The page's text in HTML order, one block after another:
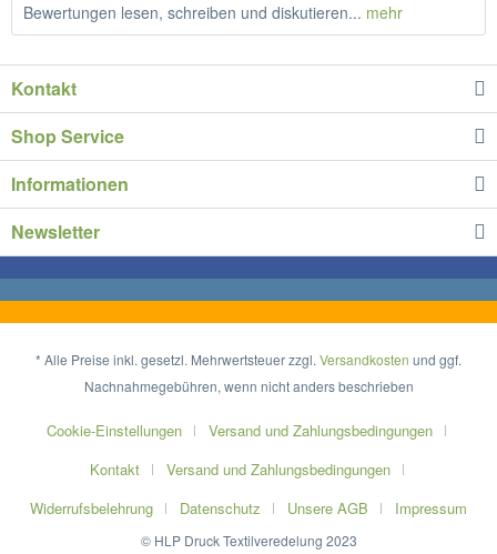
Bewertungen lesen, schreiben und diskutieren... mehr
Kontakt
Shop Service
Informationen
Newsletter
* Alle Preise inkl. gesetzl. Mehrwertsteuer zzgl. Versandkosten und ggf.
Nachnahmegebühren, wenn nicht anders beschrieben
Cookie-Einstellungen
Versand und Zahlungsbedingungen
Kontakt
Versand und Zahlungsbedingungen
Widerrufsbelehrung
Datenschutz Unsere AGB Impressum
© HLP Druck Textilveredelung 2023